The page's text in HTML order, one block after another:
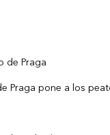
Praga pone a los